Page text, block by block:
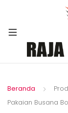
Beranda
Pakaian Busana